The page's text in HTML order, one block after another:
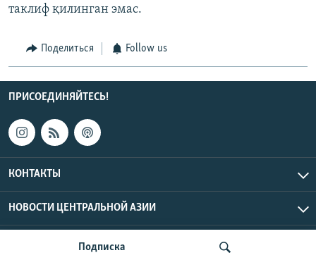
Подписка
таклиф қилинган эмас.
Поделиться Follow us
ПРИСОЕДИНЯЙТЕСЬ!
КОНТАКТЫ
НОВОСТИ ЦЕНТРАЛЬНОЙ АЗИИ
CENTRAL ASIAN © 2026 RFE/RL, Inc. | Все права защищены.